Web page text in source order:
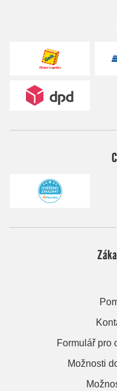
Formulář pro
Možnosti